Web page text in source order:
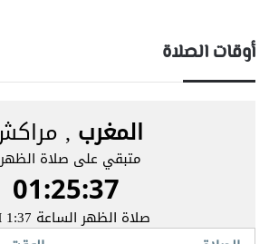
أوقات الصلاة